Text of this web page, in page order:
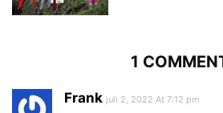
1
Frank juli 2, 2022 At 7:12 pm